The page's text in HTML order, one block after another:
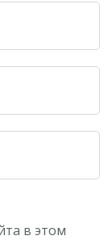
в этом